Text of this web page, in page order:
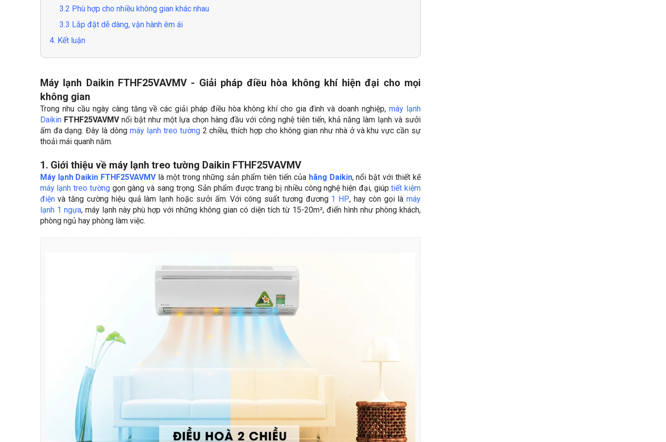
3.2 Phù hợp cho nhiều không gian khác nhau
3.3 Lắp đặt dễ dàng, vận hành êm ái
4. Kết luận
Máy lạnh Daikin FTHF25VAVMV - Giải pháp điều hòa không khí hiện đại cho mọi
không gian
Trong nhu cầu ngày càng tăng về các giải pháp điều hòa không khí cho gia đình và doanh nghiệp,máy lạnh
DaikinFTHF25VAVMVnổi bật như một lựa chọn hàng đầu với công nghệ tiên tiến, khả năng làm lạnh và sưởi
ấm đa dạng. Đây là dòngmáy lạnh treo tường2 chiều, thích hợp cho không gian như nhà ở và khu vực cần sự
thoải mái quanh năm.
1. Giới thiệu về máy lạnh treo tường Daikin FTHF25VAVMV
Máy lạnh Daikin FTHF25VAVMVlà một trong những sản phẩm tiên tiến của hãng Daikin, nổi bật với thiết kế
máy lạnh treo tườnggọn gàng và sang trọng. Sản phẩm được trang bị nhiều công nghệ hiện đại, giúptiết kiệm
điệnvà tăng cường hiệu quả làm lạnh hoặc sưởi ấm. Với công suất tương đương 1 HP, hay còn gọi làmáy
lạnh 1 ngựa, máy lạnh này phù hợp với những không gian có diện tích từ 15-20m², điển hình như phòng khách,
phòng ngủ hay phòng làm việc.